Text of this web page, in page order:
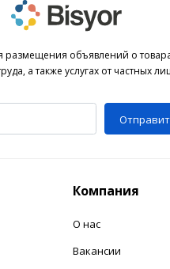
размещения объявлений о
а также услугах от частных
Компания
О нас
Вакансии